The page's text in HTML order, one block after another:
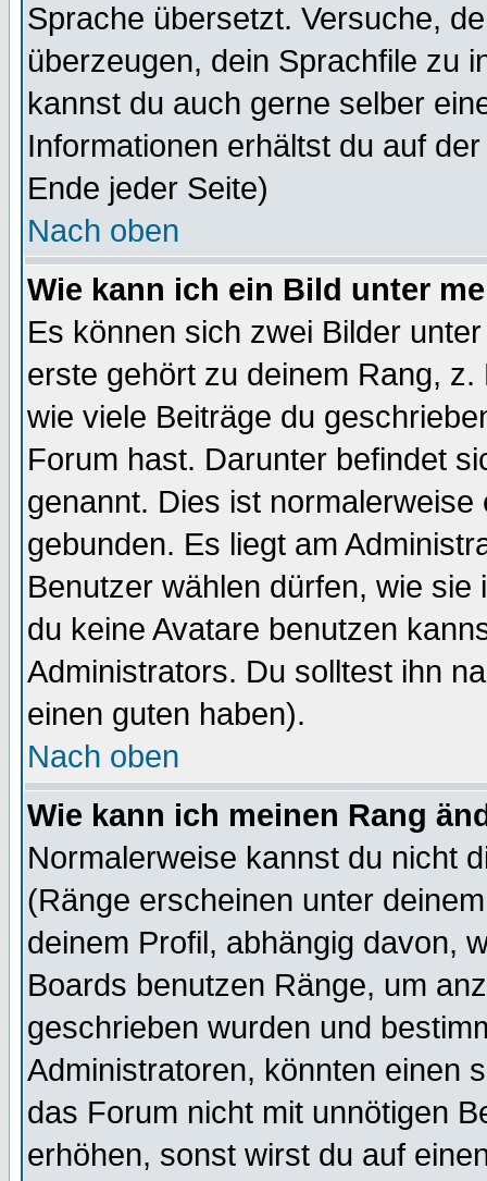
Sprache übersetzt. Versuche,
überzeugen, dein Sprachfile zu
kannst du auch gerne selber
Informationen erhältst du auf
Ende jeder Seite)
Nach oben
Wie kann ich ein Bild unter
Es können sich zwei Bilder
erste gehört zu deinem Rang,
wie viele Beiträge du
Forum hast. Darunter befindet
genannt. Dies ist
gebunden. Es liegt am
Benutzer wählen dürfen, wie
du keine Avatare benutzen
Administrators. Du solltest ihn
einen guten haben).
Nach oben
Wie kann ich meinen Rang
Normalerweise kannst du nicht
(Ränge erscheinen unter
deinem Profil, abhängig davon,
Boards benutzen Ränge, um
geschrieben wurden und
Administratoren, könnten einen
das Forum nicht mit unnötigen
erhöhen, sonst wirst du auf